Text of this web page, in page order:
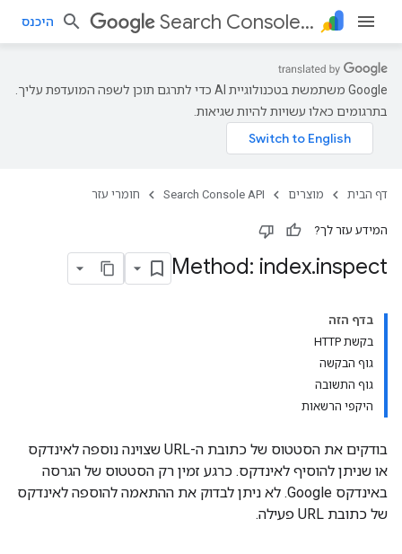
Search Console API היכנס
‫Google משתמשת בטכנולוגיית AI כדי לתרגם תוכן לשפה המועדפת עליך.
בתרגומים כאלו עשויות להיות שגיאות.
דף הבית מוצרים Search Console API חומרי עזר
המידע עזר לך?
Method: index.inspect
בדף הזה
בקשת HTTP
גוף הבקשה
גוף התשובה
היקפי הרשאות
בודקים את הסטטוס של כתובת ה-URL שצוינה נוספה לאינדקס
או שניתן להוסיף לאינדקס. כרגע זמין רק הסטטוס של הגרסה
באינדקס Google. לא ניתן לבדוק את ההתאמה להוספה לאינדקס
של כתובת URL פעילה.